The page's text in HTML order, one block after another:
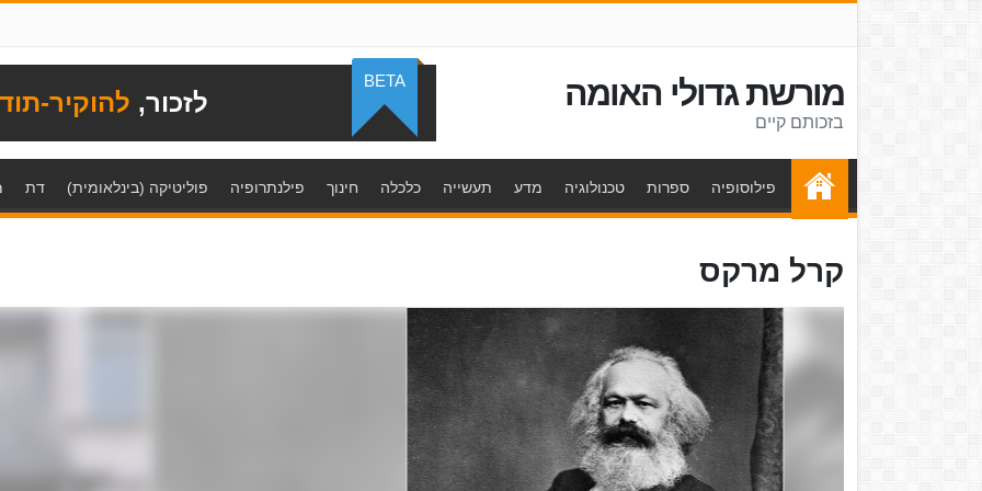
מורשת גדולי האומה
בזכותם קיים
לזכור, להוקיר-
BETA
פילוסופיה ספרות טכנולוגיה מדע תעשייה כלכלה חינוך פילנתרופיה פוליטיקה (בינלאומית) דת
קרל מרקס